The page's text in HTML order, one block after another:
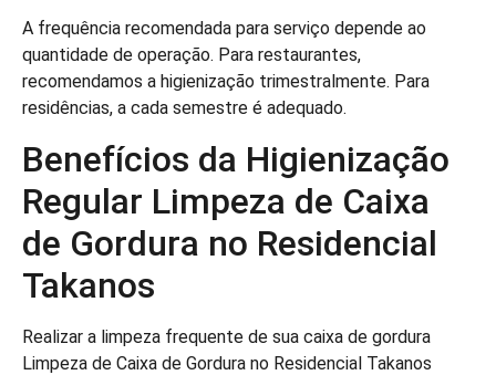
A frequência recomendada para serviço depende ao
quantidade de operação. Para restaurantes,
recomendamos a higienização trimestralmente. Para
residências, a cada semestre é adequado.
Benefícios da Higienização
Regular Limpeza de Caixa
de Gordura no Residencial
Takanos
Realizar a limpeza frequente de sua caixa de gordura
Limpeza de Caixa de Gordura no Residencial Takanos